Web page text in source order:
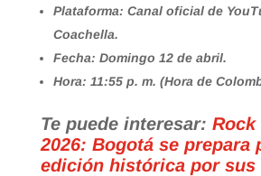
Plataforma: Canal oficial de
Coachella.
Fecha: Domingo 12 de abril.
Hora: 11:55 p. m. (Hora de
Te puede interesar: Rock
2026: Bogotá se prepara
edición histórica por sus